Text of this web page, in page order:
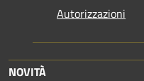
Autorizzazioni
NOVITÀ